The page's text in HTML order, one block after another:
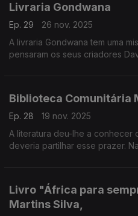
Livraria Gondwana
Ep. 29
26 nov. 2025
A livraria Gondwana tem uma
pensaram os seus criadores
Biblioteca Comunitária
Ep. 28
19 nov. 2025
A literatura deu-lhe a conhecer
deveria partilhar esse prazer.
Livro "África para
Martins Silva,